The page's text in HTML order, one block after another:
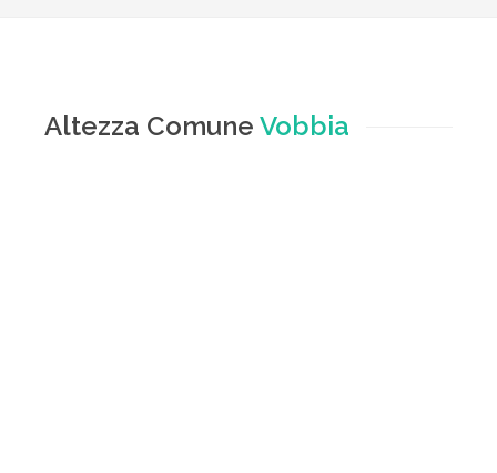
Altezza Comune Vobbia